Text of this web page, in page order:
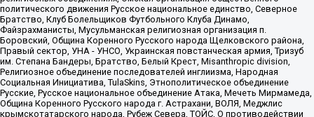
политического движения Русское национальное единство, Северное
Братство, Клуб Болельщиков Футбольного Клуба Динамо,
Файзрахманисты, Мусульманская религиозная организация п.
Боровский, Община Коренного Русского народа Щелковского района,
Правый сектор, УНА - УНСО, Украинская повстанческая армия, Тризуб
им. Степана Бандеры, Братство, Белый Крест, Misanthropic division,
Религиозное объединение последователей инглиизма, Народная
Социальная Инициатива, TulaSkins, Этнополитическое объединение
Русские, Русское национальное объединение Атака, Мечеть Мирмамеда,
Община Коренного Русского народа г. Астрахани, ВОЛЯ, Меджлис
крымскотатарского народа, Рубеж Севера, ТОЙС, О противодействии